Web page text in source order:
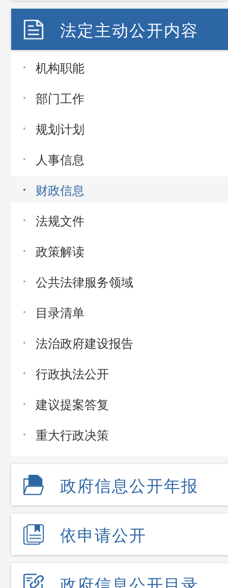
法定主动公开内容
机构职能
部门工作
规划计划
人事信息
财政信息
法规文件
政策解读
公共法律服务领域
目录清单
法治政府建设报告
行政执法公开
建议提案答复
重大行政决策
政府信息公开年报
依申请公开